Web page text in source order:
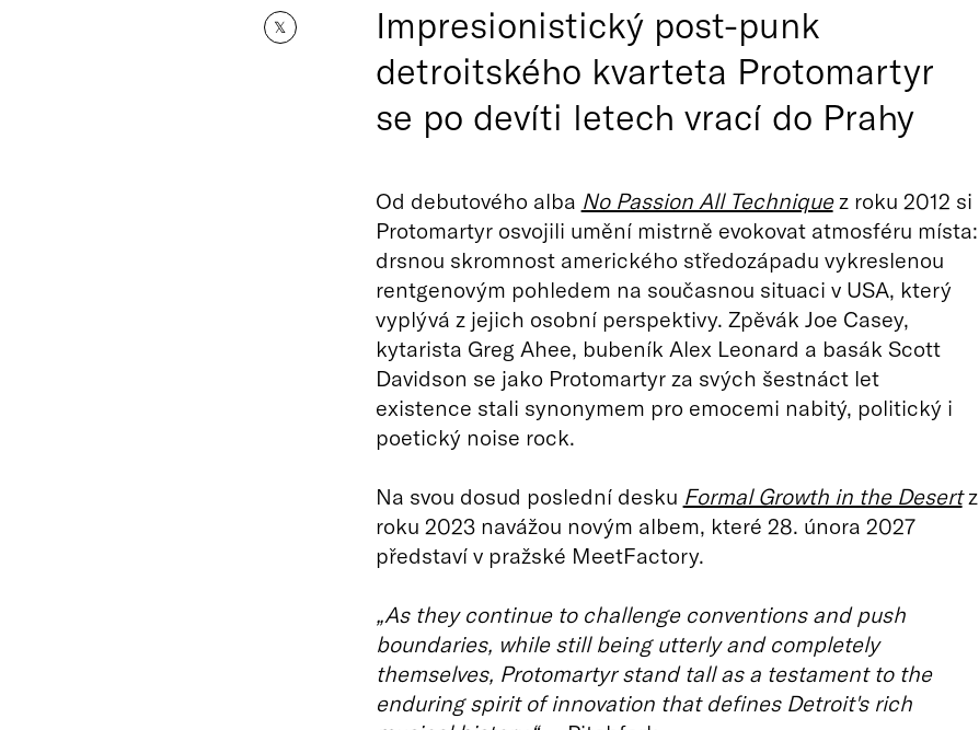
𝕏
Impresionistický post-punk
detroitského kvarteta Protomartyr
se po devíti letech vrací do Prahy
Od debutového alba No Passion All Techniquez roku 2012 si
Protomartyr osvojili umění mistrně evokovat atmosféru místa:
drsnou skromnost amerického středozápadu vykreslenou
rentgenovým pohledem na současnou situaci v USA, který
vyplývá z jejich osobní perspektivy. Zpěvák Joe Casey,
kytarista Greg Ahee, bubeník Alex Leonard a basák Scott
Davidson se jako Protomartyr za svých šestnáct let
existence stali synonymem pro emocemi nabitý, politický i
poetický noise rock.
Na svou dosud poslední desku Formal Growth in the Desertz
roku 2023 navážou novým albem, které 28. února 2027
představí v pražské MeetFactory.
​„As they continue to challenge conventions and push
boundaries, while still being utterly and completely
themselves, Protomartyr stand tall as a testament to the
enduring spirit of innovation that defines Detroit's rich